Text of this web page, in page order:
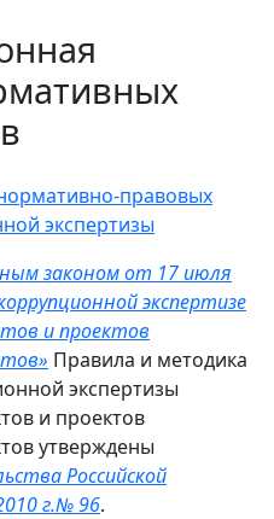
правовых
экспертизы
законом от 17 июля
экспертизе
и проектов
Правила и методика
экспертизы
и проектов
утверждены
Российской
г.№ 96.